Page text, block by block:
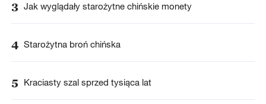
3 Jak wyglądały starożytne chińskie monety
4 Starożytna broń chińska
5 Kraciasty szal sprzed tysiąca lat